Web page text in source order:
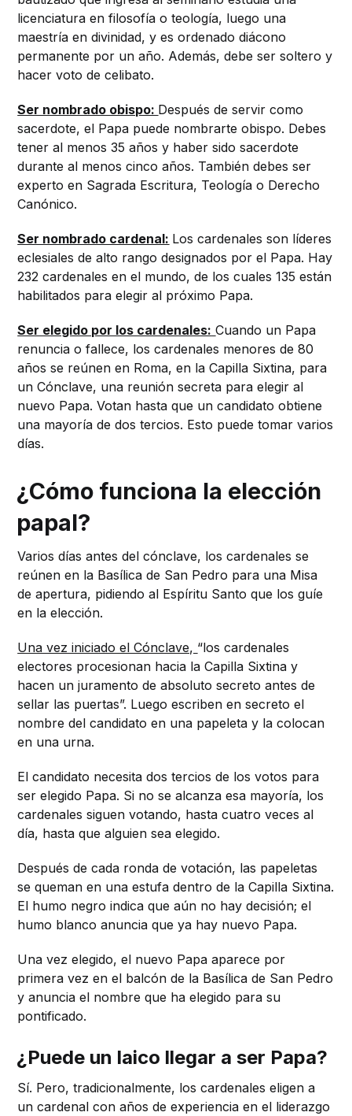
licenciatura en filosofía o teología, luego una
maestría en divinidad, y es ordenado diácono
permanente por un año. Además, debe ser soltero y
hacer voto de celibato.
Ser nombrado obispo: Después de servir como
sacerdote, el Papa puede nombrarte obispo. Debes
tener al menos 35 años y haber sido sacerdote
durante al menos cinco años. También debes ser
experto en Sagrada Escritura, Teología o Derecho
Canónico.
Ser nombrado cardenal: Los cardenales son líderes
eclesiales de alto rango designados por el Papa. Hay
232 cardenales en el mundo, de los cuales 135 están
habilitados para elegir al próximo Papa.
Ser elegido por los cardenales: Cuando un Papa
renuncia o fallece, los cardenales menores de 80
años se reúnen en Roma, en la Capilla Sixtina, para
un Cónclave, una reunión secreta para elegir al
nuevo Papa. Votan hasta que un candidato obtiene
una mayoría de dos tercios. Esto puede tomar varios
días.
¿Cómo funciona la elección
papal?
Varios días antes del cónclave, los cardenales se
reúnen en la Basílica de San Pedro para una Misa
de apertura, pidiendo al Espíritu Santo que los guíe
en la elección.
Una vez iniciado el Cónclave, “los cardenales
electores procesionan hacia la Capilla Sixtina y
hacen un juramento de absoluto secreto antes de
sellar las puertas”. Luego escriben en secreto el
nombre del candidato en una papeleta y la colocan
en una urna.
El candidato necesita dos tercios de los votos para
ser elegido Papa. Si no se alcanza esa mayoría, los
cardenales siguen votando, hasta cuatro veces al
día, hasta que alguien sea elegido.
Después de cada ronda de votación, las papeletas
se queman en una estufa dentro de la Capilla Sixtina.
El humo negro indica que aún no hay decisión; el
humo blanco anuncia que ya hay nuevo Papa.
Una vez elegido, el nuevo Papa aparece por
primera vez en el balcón de la Basílica de San Pedro
y anuncia el nombre que ha elegido para su
pontificado.
¿Puede un laico llegar a ser Papa?
Sí. Pero, tradicionalmente, los cardenales eligen a
un cardenal con años de experiencia en el liderazgo